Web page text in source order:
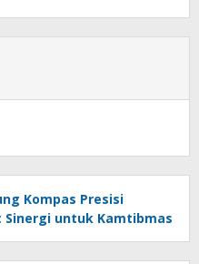
Kompas Presisi
Sinergi untuk Kamtibmas